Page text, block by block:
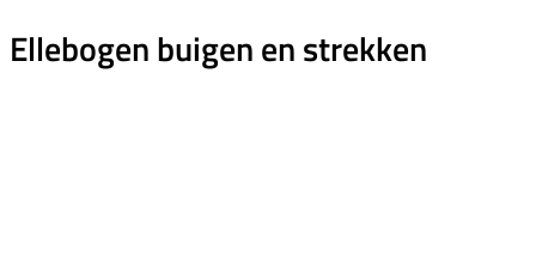
Ellebogen buigen en strekken